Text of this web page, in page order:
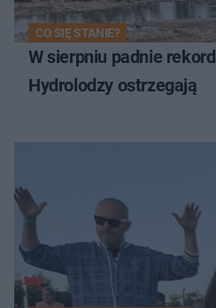
CO SIĘ STANIE?
W sierpniu padnie
Hydrolodzy ostrzegają